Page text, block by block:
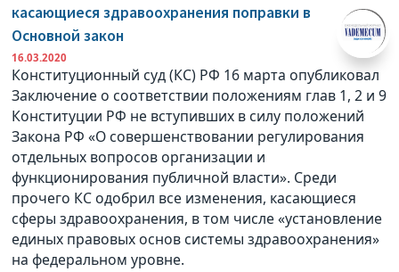
касающиеся здравоохранения поправки в
Основной закон
16.03.2020
Конституционный суд (КС) РФ 16 марта опубликовал
Заключение о соответствии положениям глав 1, 2 и 9
Конституции РФ не вступивших в силу положений
Закона РФ «О совершенствовании регулирования
отдельных вопросов организации и
функционирования публичной власти». Среди
прочего КС одобрил все изменения, касающиеся
сферы здравоохранения, в том числе «установление
единых правовых основ системы здравоохранения»
на федеральном уровне.